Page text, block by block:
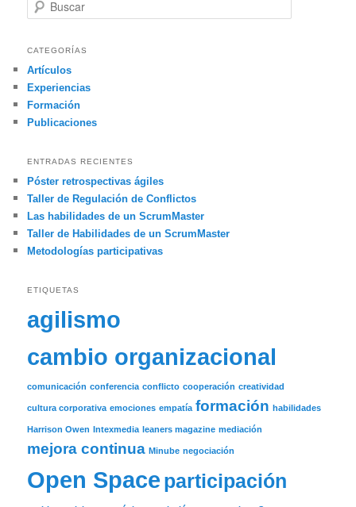
u
c
r
CATEGORÍAS
Artículos
Experiencias
Formación
Publicaciones
ENTRADAS RECIENTES
Póster retrospectivas ágiles
Taller de Regulación de Conflictos
Las habilidades de un ScrumMaster
Taller de Habilidades de un ScrumMaster
Metodologías participativas
ETIQUETAS
agilismo
cambio organizacional
comunicación conferencia conflicto cooperación creatividad
cultura corporativa emociones empatía formación habilidades
Harrison Owen Intexmedia leaners magazine mediación
mejora continua Minube negociación
Open Space participación